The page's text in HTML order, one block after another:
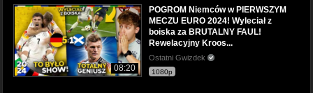
08:20
POGROM Niemców w PIERWSZYM
MECZU EURO 2024! Wyleciał z
boiska za BRUTALNY FAUL!
Rewelacyjny Kroos...
Ostatni Gwizdek
1080p